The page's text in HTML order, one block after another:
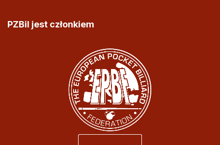
PZBil jest członkiem